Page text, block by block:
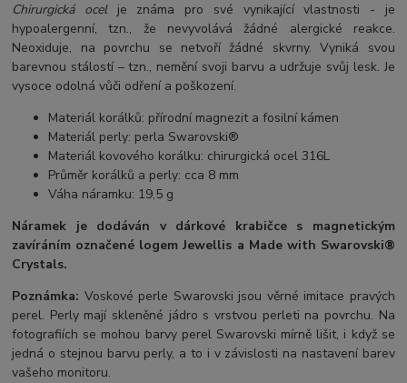
Chirurgická ocelje známa pro své vynikající vlastnosti - je
hypoalergenní, tzn., že nevyvolává žádné alergické reakce.
Neoxiduje, na povrchu se netvoří žádné skvrny. Vyniká svou
barevnou stálostí – tzn., nemění svoji barvu a udržuje svůj lesk. Je
vysoce odolná vůči odření a poškození.
Materiál korálků: přírodní magnezit a fosilní kámen
Materiál perly: perla Swarovski®
Materiál kovového korálku: chirurgická ocel 316L
Průměr korálků a perly: cca 8 mm
Váha náramku: 19,5 g
Náramek je dodáván v dárkové krabičce s magnetickým
zavíráním označené logem Jewellis a Made with Swarovski®
Crystals.
Poznámka: Voskové perle Swarovski jsou věrné imitace pravých
perel. Perly mají skleněné jádro s vrstvou perleti na povrchu. Na
fotografiích se mohou barvy perel Swarovski mírně lišit, i když se
jedná o stejnou barvu perly, a to i v závislosti na nastavení barev
vašeho monitoru.